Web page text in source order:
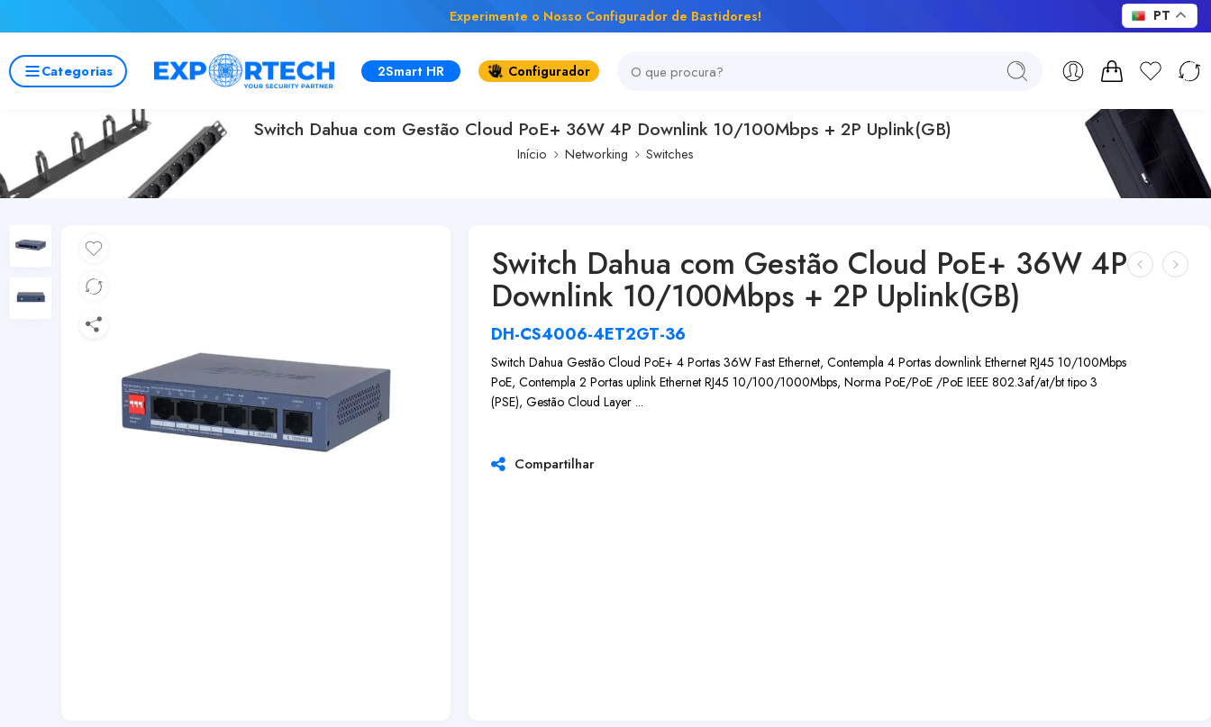
Experimente o Nosso Configurador de Bastidores!
Categorias 2Smart HR Configurador
Switch Dahua com Gestão Cloud PoE+ 36W 4P Downlink 10/100Mbps + 2P Uplink(GB)
Início Networking Switches
Switch Dahua com Gestão Cloud PoE+ 36W 4P
Downlink 10/100Mbps + 2P Uplink(GB)
DH-CS4006-4ET2GT-36
Switch Dahua Gestão Cloud PoE+ 4 Portas 36W Fast Ethernet, Contempla 4 Portas downlink Ethernet RJ45 10/100Mbps
PoE, Contempla 2 Portas uplink Ethernet RJ45 10/100/1000Mbps, Norma PoE/PoE /PoE IEEE 802.3af/at/bt tipo 3
(PSE), Gestão Cloud Layer ...
Compartilhar
PT